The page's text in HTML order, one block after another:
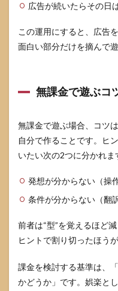
広告が続いたらその日
この運用にすると、広告
面白い部分だけを摘んで遊
無課金で遊ぶコ
無課金で遊ぶ場合、コツ
自分で作ることです。ヒ
いたい次の2つに分かれま
発想が分からない（操
条件が分からない（翻
前者は“型”を覚えるほど
ヒントで割り切ったほう
課金を検討する基準は、
かどうか」です。娯楽と